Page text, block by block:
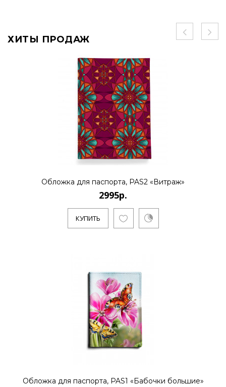
ХИТЫ ПРОДАЖ
Обложка для паспорта, PAS2 «Витраж»
2995р.
КУПИТЬ
Обложка для паспорта, PAS1 «Бабочки большие»